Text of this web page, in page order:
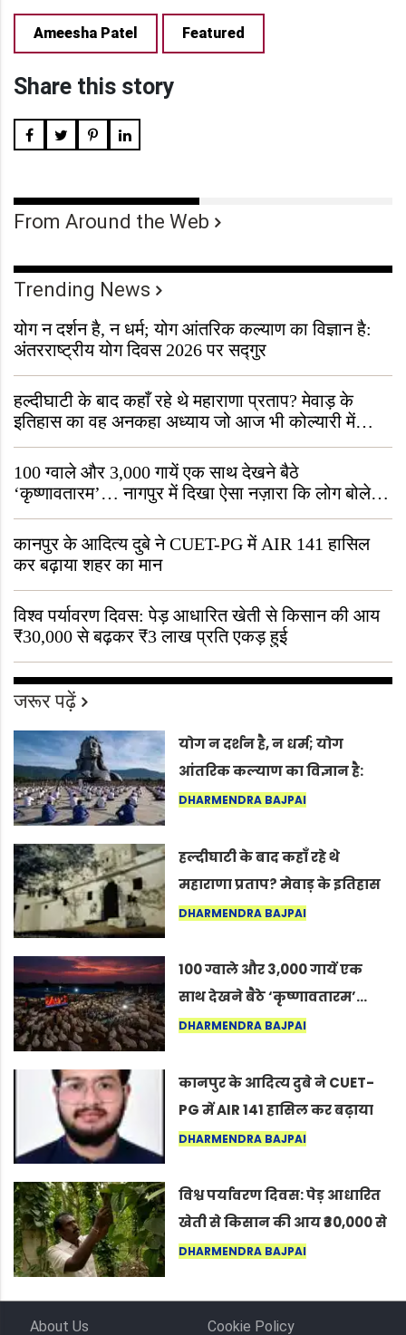
Ameesha Patel Featured
Share this story
From Around the Web
Trending News
योग न दर्शन है, न धर्म; योग आंतरिक कल्याण का विज्ञान है:
अंतरराष्ट्रीय योग दिवस 2026 पर सद्गुर
हल्दीघाटी के बाद कहाँ रहे थे महाराणा प्रताप? मेवाड़ के
इतिहास का वह अनकहा अध्याय जो आज भी कोल्यारी में
जीवित है
100 ग्वाले और 3,000 गायें एक साथ देखने बैठे
‘कृष्णावतारम’… नागपुर में दिखा ऐसा नज़ारा कि लोग बोले,
“ऐसा तो सिर्फ़ कृष्ण ही कर सकते हैं”
कानपुर के आदित्य दुबे ने CUET-PG में AIR 141 हासिल
कर बढ़ाया शहर का मान
विश्व पर्यावरण दिवस: पेड़ आधारित खेती से किसान की आय
₹30,000 से बढ़कर ₹3 लाख प्रति एकड़ हुई
जरूर पढ़ें
योग न दर्शन है, न धर्म; योग
आंतरिक कल्याण का विज्ञान है:
अंतरराष्ट्रीय योग दिवस 2026 पर
DHARMENDRA BAJPAI
हल्दीघाटी के बाद कहाँ रहे थे
महाराणा प्रताप? मेवाड़ के इतिहास
का वह अनकहा अध्याय जो आज भी
DHARMENDRA BAJPAI
100 ग्वाले और 3,000 गायें एक
साथ देखने बैठे ‘कृष्णावतारम’…
नागपुर में दिखा ऐसा नज़ारा कि
कर सकते हैं”
DHARMENDRA BAJPAI
कानपुर के आदित्य दुबे ने CUET-
PG में AIR 141 हासिल कर बढ़ाया
शहर का मान
DHARMENDRA BAJPAI
विश्व पर्यावरण दिवस: पेड़ आधारित
खेती से किसान की आय ₹30,000 से
बढ़कर ₹3 लाख प्रति एकड़ हुई
DHARMENDRA BAJPAI
About Us
Cookie Policy